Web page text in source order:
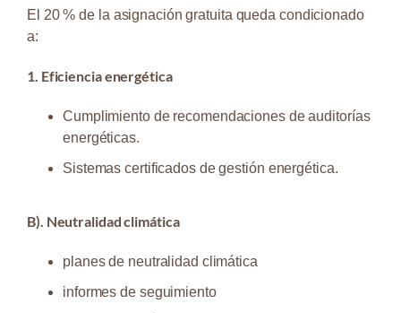
El 20 % de la asignación gratuita queda condicionado
a:
1. Eficiencia energética
Cumplimiento de recomendaciones de auditorías
energéticas.
Sistemas certificados de gestión energética.
B). Neutralidad climática
planes de neutralidad climática
informes de seguimiento